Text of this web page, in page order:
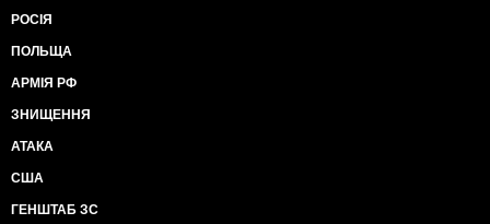
РОСІЯ
ПОЛЬЩА
АРМІЯ РФ
ЗНИЩЕННЯ
АТАКА
США
ГЕНШТАБ ЗС